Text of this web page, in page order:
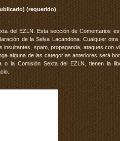
(requerido)
del EZLN. Esta sección de Comentarios
de la Selva Lacandona. Cualquier
spam, propaganda, ataques con
alguna de las categorías anteriores será
la Comisión Sexta del EZLN, tienen la